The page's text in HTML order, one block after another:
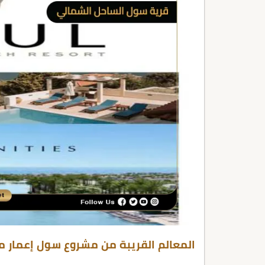
المعالم القريبة من مشروع سول إعمار